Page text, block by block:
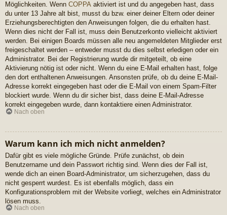
Möglichkeiten. Wenn COPPA aktiviert ist und du angegeben hast, dass
du unter 13 Jahre alt bist, musst du bzw. einer deiner Eltern oder deiner
Erziehungsberechtigten den Anweisungen folgen, die du erhalten hast.
Wenn dies nicht der Fall ist, muss dein Benutzerkonto vielleicht aktiviert
werden. Bei einigen Boards müssen alle neu angemeldeten Mitglieder erst
freigeschaltet werden – entweder musst du dies selbst erledigen oder ein
Administrator. Bei der Registrierung wurde dir mitgeteilt, ob eine
Aktivierung nötig ist oder nicht. Wenn du eine E-Mail erhalten hast, folge
den dort enthaltenen Anweisungen. Ansonsten prüfe, ob du deine E-Mail-
Adresse korrekt eingegeben hast oder die E-Mail von einem Spam-Filter
blockiert wurde. Wenn du dir sicher bist, dass deine E-Mail-Adresse
korrekt eingegeben wurde, dann kontaktiere einen Administrator.
Nach oben
Warum kann ich mich nicht anmelden?
Dafür gibt es viele mögliche Gründe. Prüfe zunächst, ob dein
Benutzername und dein Passwort richtig sind. Wenn dies der Fall ist,
wende dich an einen Board-Administrator, um sicherzugehen, dass du
nicht gesperrt wurdest. Es ist ebenfalls möglich, dass ein
Konfigurationsproblem mit der Website vorliegt, welches ein Administrator
lösen muss.
Nach oben